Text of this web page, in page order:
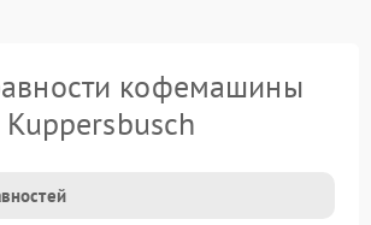
кофемашины
Kuppersbusch